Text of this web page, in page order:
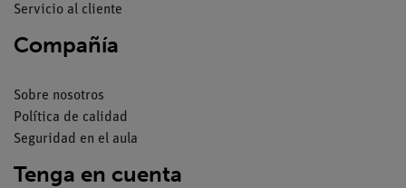
Servicio al cliente
Compañía
Sobre nosotros
Política de calidad
Seguridad en el aula
Tenga en cuenta